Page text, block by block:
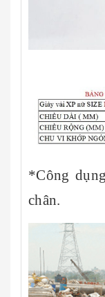
*Công
chân.